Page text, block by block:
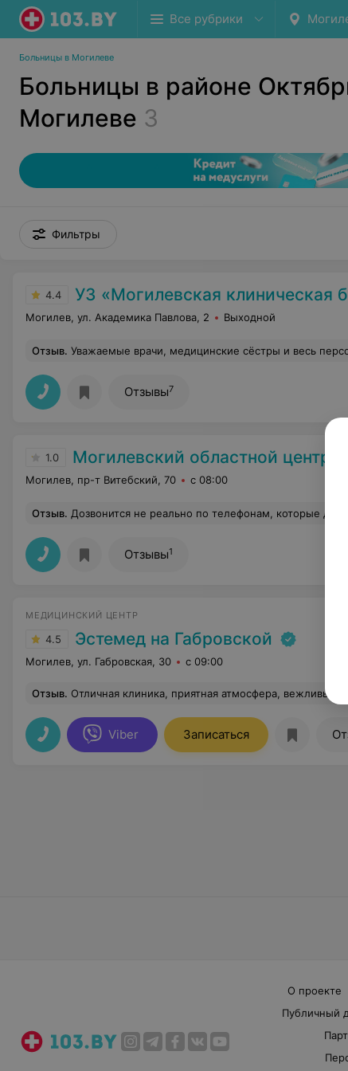
Все рубрики
Больницы в Могилеве
Больницы в районе
Могилеве 3
Фильтры
4.4 УЗ «Могилевская клиническая
Могилев, ул. Академика Павлова, 2 Выходной
Отзыв. Уважаемые врачи, медицинские сёстры и весь персонал больницы, а в особенности, хочу отметить всех работников инфекционного отделение 4 От всей души выражаю вам искреннюю благодарность за высокий профессионализм в своем деле, врачебную этику, за отзывчивость, качественное лечение, чуткое отношение и колоссальную медицинскую помощь, оказанную мне. Ваша слаженная работа, внимание к каждому пациенту и настоящая преданность
Отзывы7
1.0 Могилевский областной центр
Могилев, пр-т Витебский, 70 с 08:00
Отзыв. Дозвонится не реально по телефонам, которые даны
Отзывы1
МЕДИЦИНСКИЙ ЦЕНТР
4.5 Эстемед на Габровской
Могилев, ул. Габровская, 30 с 09:00
Отзыв. Отличная клиника, приятная атмосфера, вежливый персонал! Сегодня была в клинике Эстемед, удаляла родинки. Попала к врачу Кошечкиной Светлане. Спасибо Вам большое! Очень приветливая, так быстро все сделала, я ничего не почувствовала, даже уколы обезболивающие!!! Только зря переживала
Viber Записаться
О проекте
Публичный